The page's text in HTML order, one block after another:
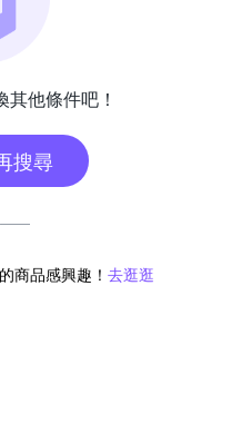
他條件吧！
搜尋
商品感興趣！ 去逛逛